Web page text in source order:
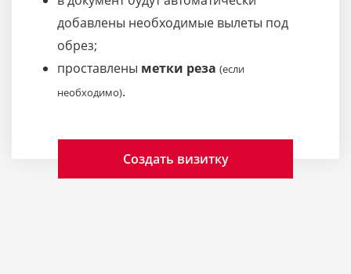
добавлены необходимые вылеты под
обрез;
проставлены метки реза (если
необходимо).
Создать визитку